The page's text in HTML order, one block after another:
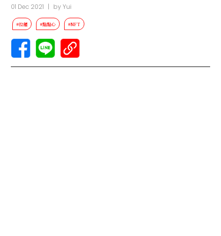
01 Dec 2021 | byYui
#拉麵 #點點心 #NFT